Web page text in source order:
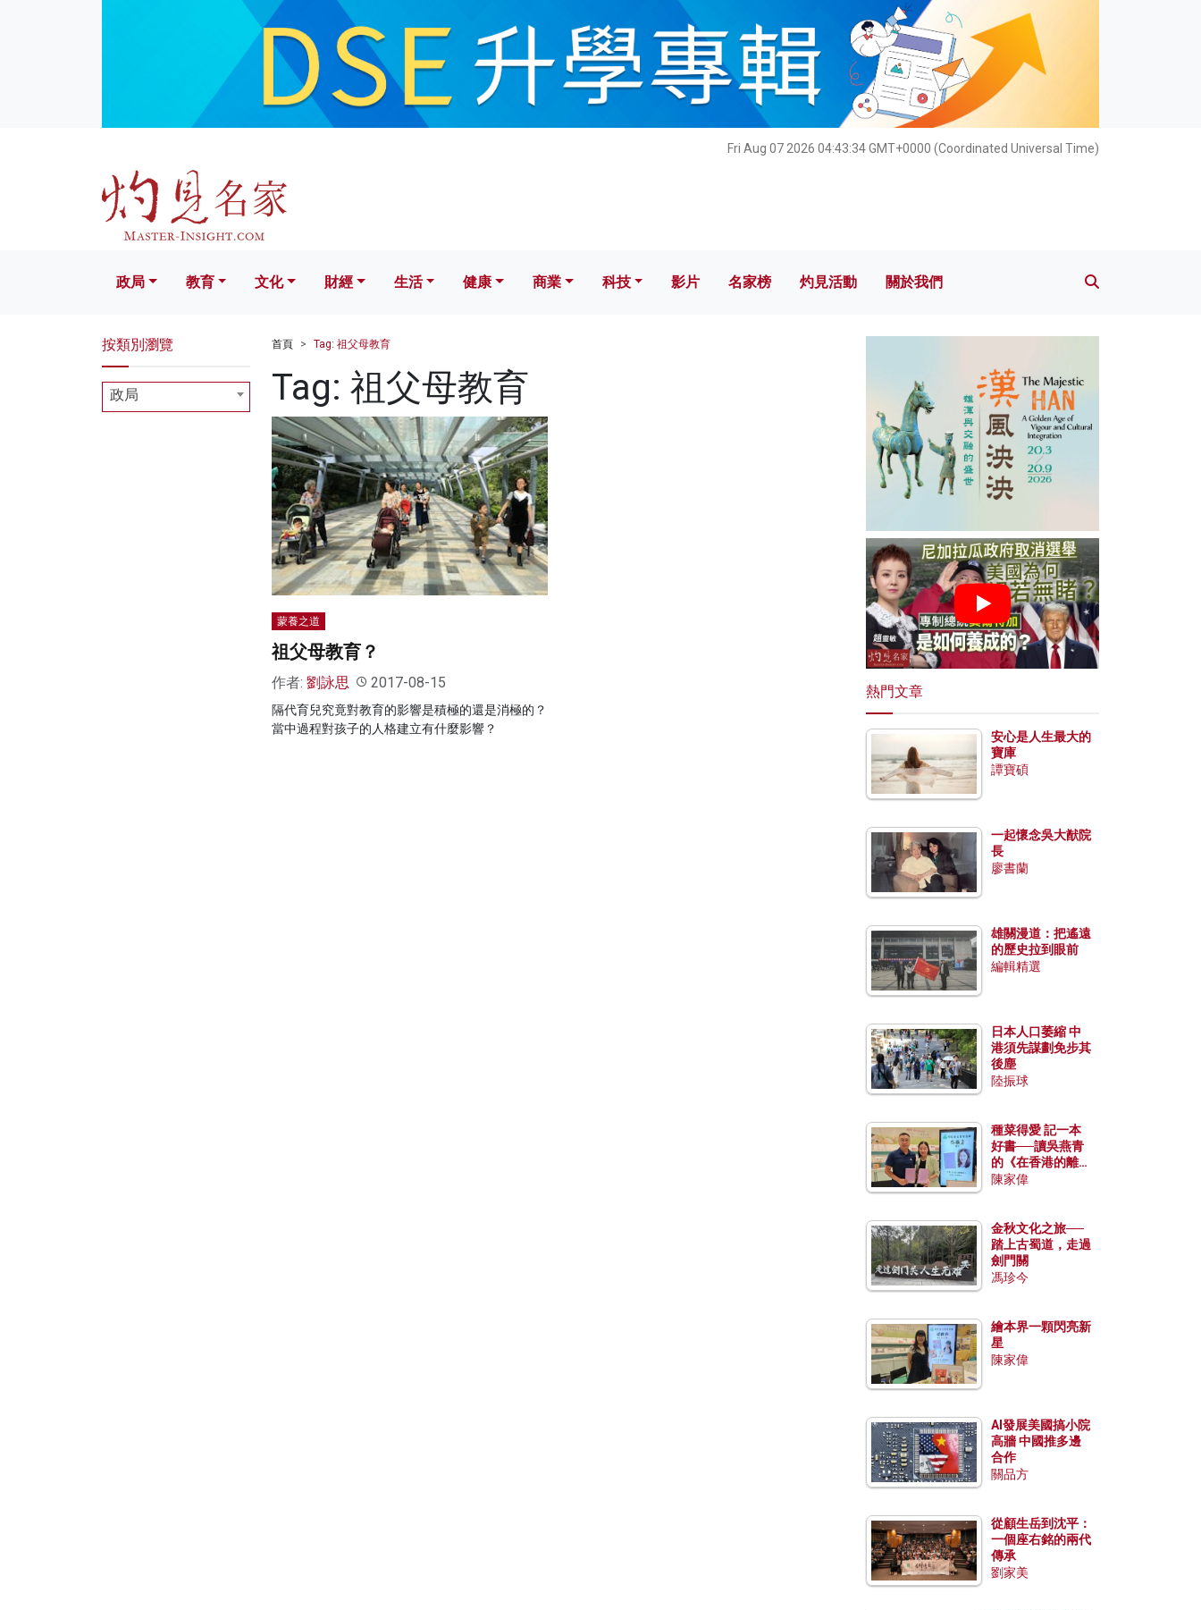
Fri Aug 07 2026 04:43:34 GMT+0000 (Coordinated Universal Time)
文化 財經 生活 健康 科技 影片 名家榜 灼見活動 關於我們
政局 教育 文化 財經 生活 健康 商業 科技 影片 名家榜 灼見活動 關於我們
首頁 Tag: 祖父母教育
Tag: 祖父母教育
蒙養之道
祖父母教育？
作者: 劉詠思 2017-08-15
隔代育兒究竟對教育的影響是積極的還是消極的？
當中過程對孩子的人格建立有什麼影響？
按類別瀏覽
政局
熱門文章
安心是人生最大的
寶庫
譚寶碩
一起懷念吳大猷院
長
廖書蘭
雄關漫道：把遙遠
的歷史拉到眼前
編輯精選
日本人口萎縮 中
港須先謀劃免步其
後塵
陸振球
種菜得愛 記一本
好書──讀吳燕青
的《在香港的離島
種菜》
陳家偉
金秋文化之旅──
踏上古蜀道，走過
劍門關
馮珍今
繪本界一顆閃亮新
星
陳家偉
AI發展美國搞小院
高牆 中國推多邊
合作
關品方
從顧生岳到沈平：
一個座右銘的兩代
傳承
劉家美